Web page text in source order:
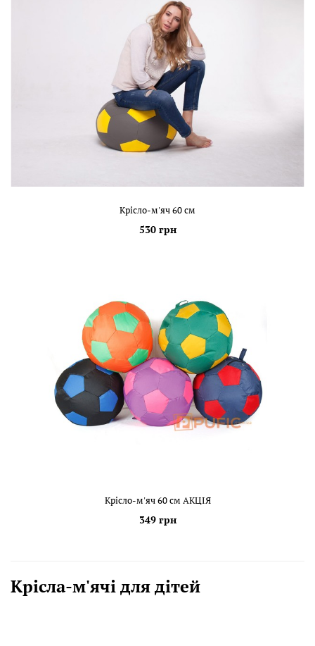
Крісло-м'яч 60 см
530 грн
Крісло-м'яч 60 см АКЦІЯ
349 грн
Крісла-м'ячі для дітей